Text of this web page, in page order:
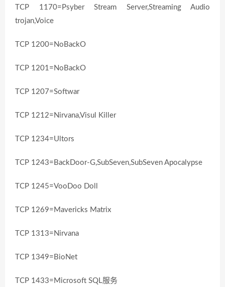
TCP 1170=Psyber Stream Server,Streaming Audio
trojan,Voice
TCP 1200=NoBackO
TCP 1201=NoBackO
TCP 1207=Softwar
TCP 1212=Nirvana,Visul Killer
TCP 1234=Ultors
TCP 1243=BackDoor-G,SubSeven,SubSeven Apocalypse
TCP 1245=VooDoo Doll
TCP 1269=Mavericks Matrix
TCP 1313=Nirvana
TCP 1349=BioNet
TCP 1433=Microsoft SQL服务